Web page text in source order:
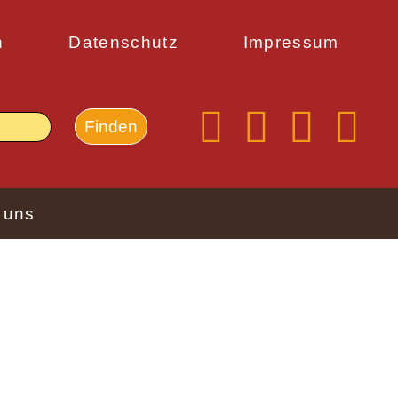
Datenschutz Impressum